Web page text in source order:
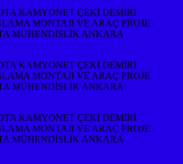
KAMYONET ÇEKİ DEMİRİ
MONTAJI VE ARAÇ PROJE
MÜHENDİSLİK ANKARA
KAMYONET ÇEKİ DEMİRİ
MONTAJI VE ARAÇ PROJE
MÜHENDİSLİK ANKARA
KAMYONET ÇEKİ DEMİRİ
MONTAJI VE ARAÇ PROJE
MÜHENDİSLİK ANKARA